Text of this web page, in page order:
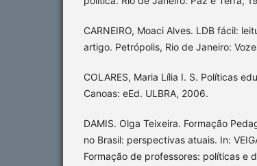
CARNEIRO, Moaci Alves. LDB fácil:
artigo. Petrópolis, Rio de Janeiro:
COLARES, Maria Lília I. S. Políticas
Canoas: eEd. ULBRA, 2006.
DAMIS. Olga Teixeira. Formação
no Brasil: perspectivas atuais. In:
Formação de professores: políticas e